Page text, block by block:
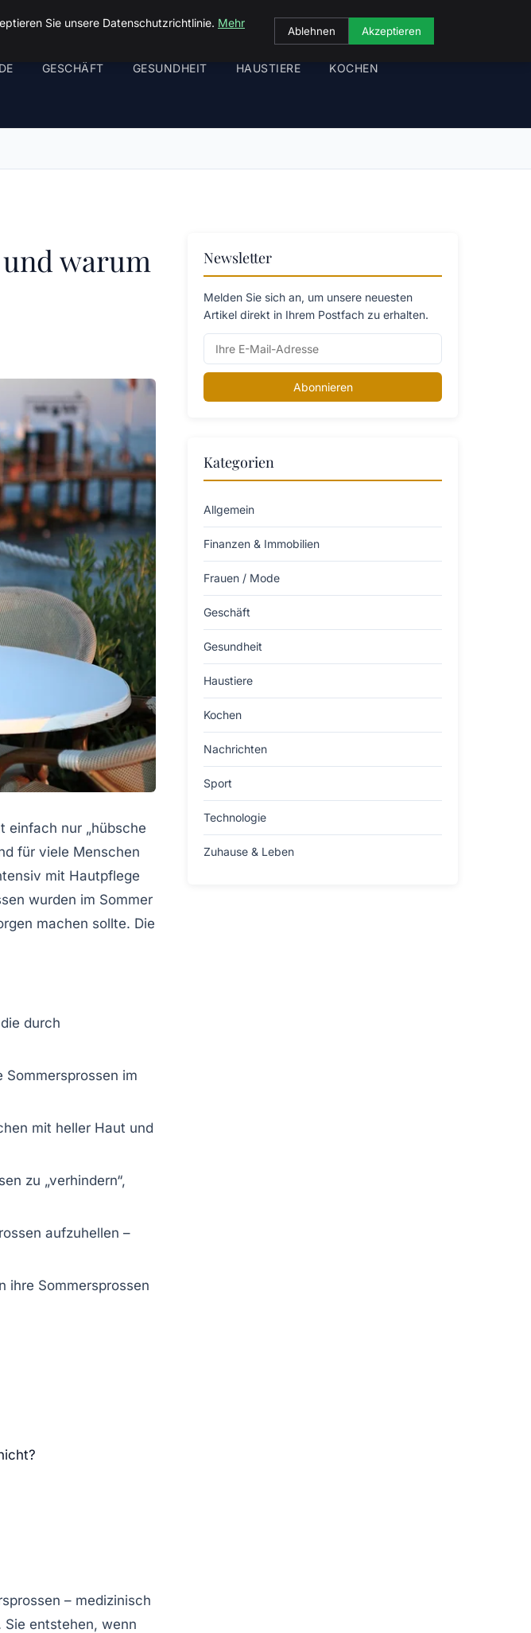
GESCHÄFT GESUNDHEIT HAUSTIERE KOCHEN
und warum
einfach nur „hübsche
für viele Menschen
mit Hautpflege
wurden im Sommer
machen sollte. Die
durch
im
mit heller Haut und
zu „verhindern“,
aufzuhellen –
ihre Sommersprossen
– medizinisch
entstehen, wenn
Newsletter
Melden Sie sich an, um unsere neuesten
Artikel direkt in Ihrem Postfach zu erhalten.
Abonnieren
Kategorien
Allgemein
Finanzen & Immobilien
Frauen / Mode
Geschäft
Gesundheit
Haustiere
Kochen
Nachrichten
Sport
Technologie
Zuhause & Leben
Sie unsere Datenschutzrichtlinie. Mehr
Ablehnen Akzeptieren